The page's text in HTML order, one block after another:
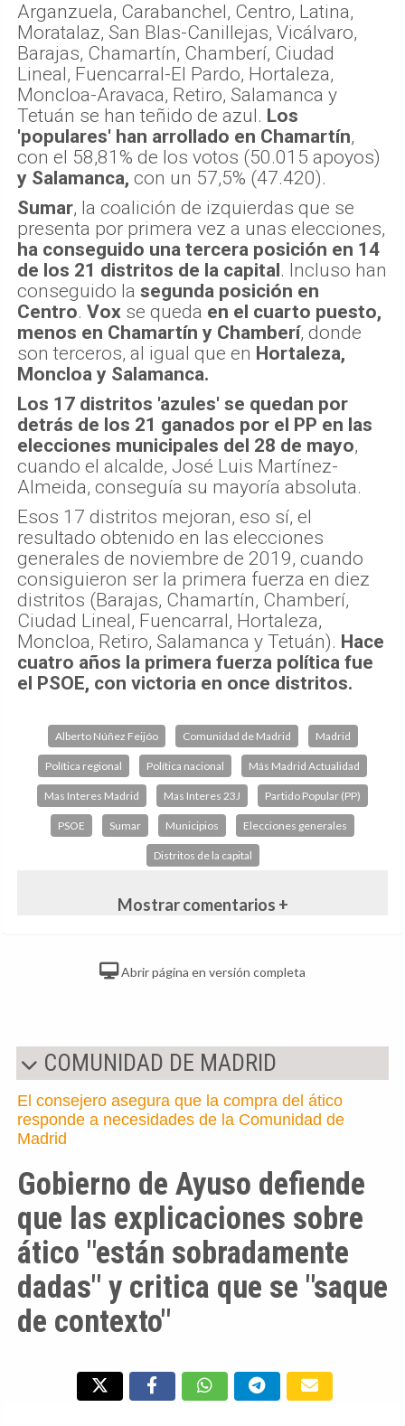
Arganzuela, Carabanchel, Centro, Latina,
Moratalaz, San Blas-Canillejas, Vicálvaro,
Barajas, Chamartín, Chamberí, Ciudad
Lineal, Fuencarral-El Pardo, Hortaleza,
Moncloa-Aravaca, Retiro, Salamanca y
Tetuán se han teñido de azul. Los
'populares' han arrollado en Chamartín,
con el 58,81% de los votos (50.015 apoyos)
y Salamanca, con un 57,5% (47.420).
Sumar, la coalición de izquierdas que se
presenta por primera vez a unas elecciones,
ha conseguido una tercera posición en 14
de los 21 distritos de la capital. Incluso han
conseguido la segunda posición en
Centro. Vox se queda en el cuarto puesto,
menos en Chamartín y Chamberí, donde
son terceros, al igual que en Hortaleza,
Moncloa y Salamanca.
Los 17 distritos 'azules' se quedan por
detrás de los 21 ganados por el PP en las
elecciones municipales del 28 de mayo,
cuando el alcalde, José Luis Martínez-
Almeida, conseguía su mayoría absoluta.
Esos 17 distritos mejoran, eso sí, el
resultado obtenido en las elecciones
generales de noviembre de 2019, cuando
consiguieron ser la primera fuerza en diez
distritos (Barajas, Chamartín, Chamberí,
Ciudad Lineal, Fuencarral, Hortaleza,
Moncloa, Retiro, Salamanca y Tetuán). Hace
cuatro años la primera fuerza política fue
el PSOE, con victoria en once distritos.
Alberto Núñez Feijóo Comunidad de Madrid Madrid
Política regional Política nacional Más Madrid Actualidad
Mas Interes Madrid Mas Interes 23J Partido Popular (PP)
PSOE Sumar Municipios Elecciones generales
Distritos de la capital
Mostrar comentarios +
Abrir página en versión completa
COMUNIDAD DE MADRID
El consejero asegura que la compra del ático
responde a necesidades de la Comunidad de
Madrid
Gobierno de Ayuso defiende
que las explicaciones sobre
ático "están sobradamente
dadas" y critica que se "saque
de contexto"